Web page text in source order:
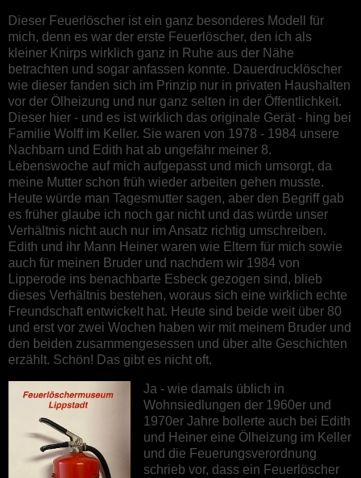
Dieser Feuerlöscher ist ein ganz besonderes Modell für
mich, denn es war der erste Feuerlöscher, den ich als
kleiner Knirps wirklich ganz in Ruhe aus der Nähe
betrachten und sogar anfassen konnte. Dauerdrucklöscher
wie dieser fanden sich im Prinzip nur in privaten Haushalten
vor der Ölheizung und nur ganz selten in der Öffentlichkeit.
Dieser hier - und es ist wirklich das originale Gerät - hing bei
Familie Wolff im Keller. Sie waren von 1978 - 1984 unsere
Nachbarn und Edith hat ab ungefähr meiner 8.
Lebenswoche auf mich aufgepasst und mich umsorgt, da
meine Mutter schon früh wieder arbeiten gehen musste.
Heute würde man Tagesmutter sagen, aber den Begriff gab
es früher glaube ich noch gar nicht und das würde unser
Verhältnis nicht auch nur im Ansatz richtig umschreiben.
Edith und ihr Mann Heiner waren wie Eltern für mich sowie
auch für meinen Bruder und nachdem wir 1984 von
Lipperode ins benachbarte Esbeck gezogen sind, blieb
dieses Verhältnis bestehen, woraus sich eine wirklich echte
Freundschaft entwickelt hat. Heute sind beide weit über 80
und erst vor zwei Wochen haben wir mit meinem Bruder und
den beiden zusammengesessen und über alte Geschichten
erzählt. Schön! Das gibt es nicht oft.
Ja - wie damals üblich in
Wohnsiedlungen der 1960er und
1970er Jahre bollerte auch bei Edith
und Heiner eine Ölheizung im Keller
und die Feuerungsverordnung
schrieb vor, dass ein Feuerlöscher